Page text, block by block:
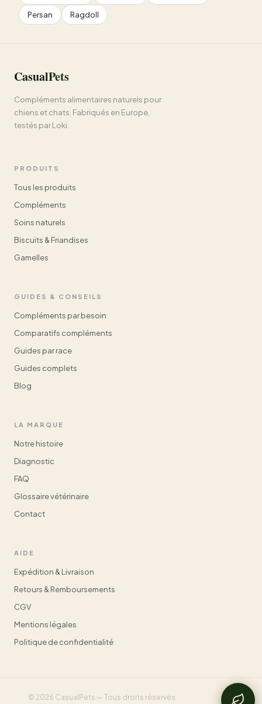
Persan Ragdoll
CasualPets
Compléments alimentaires naturels pour
chiens et chats. Fabriqués en Europe,
testés par Loki.
PRODUITS
Tous les produits
Compléments
Soins naturels
Biscuits & Friandises
Gamelles
GUIDES & CONSEILS
Compléments par besoin
Comparatifs compléments
Guides par race
Guides complets
Blog
LA MARQUE
Notre histoire
Diagnostic
FAQ
Glossaire vétérinaire
Contact
AIDE
Expédition & Livraison
Retours & Remboursements
CGV
Mentions légales
Politique de confidentialité
© 2026 CasualPets — Tous droits réservés